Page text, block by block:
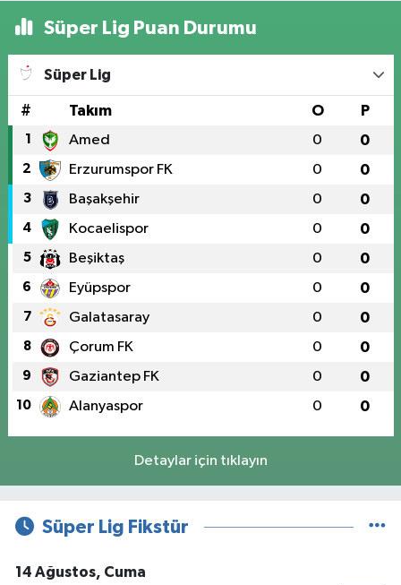
Süper Lig Puan Durumu
Süper Lig
# Takım O P
1 Amed 0 0
2 Erzurumspor FK 0 0
3 Başakşehir 0 0
4 Kocaelispor 0 0
5 Beşiktaş 0 0
6 Eyüpspor 0 0
7 Galatasaray 0 0
8 Çorum FK 0 0
9 Gaziantep FK 0 0
10 Alanyaspor 0 0
Detaylar için tıklayın
Süper Lig Fikstür
14 Ağustos, Cuma